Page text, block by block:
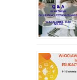
w
p
i
s
u